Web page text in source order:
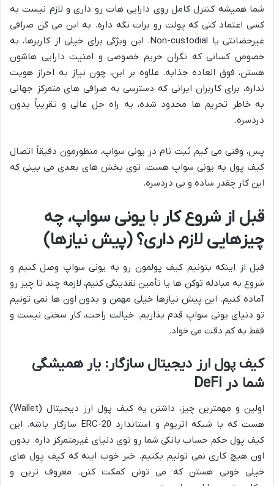
شما همیشه کنترل کامل روی دارایی هات رو داری و لازم نیست به
کسی اعتماد کنی که پولت رو برات نگه داره. به این می گن صرافی
غیرحضانتی یا Non-custodial. این ویژگی برای خیلی از کاربرها، به
خصوص کسانی که نگران حریم خصوصی و امنیت دارایی هاشون
هستن، فوق العاده جذابه. علاوه بر این، چون نیاز به احراز هویت
نداره، برای کاربران ایرانی که دسترسی به صرافی های متمرکز جهانی
به خاطر تحریم ها محدود شده، یه راه حل عالی و تقریباً بدون
دردسره.
پس، وقتی می گیم ثبت نام در یونی سواپ، منظورمون دقیقاً اتصال
کیف پول به یونی سواپ هست. توی بخش های بعدی می بینی که
این کار چقدر ساده و بی دردسره.
قبل از شروع کار با یونی سواپ، چه
چیزهایی لازم داری؟ (پیش نیازها)
قبل از اینکه بتونیم کیف پولمون رو به یونی سواپ وصل کنیم و
شروع به مبادله توکن ها یا تأمین نقدینگی کنیم، لازمه چند تا چیز رو
آماده کنیم. این پیش نیازها خیلی مهمن و بدون اون ها نمی تونیم
تو دنیای یونی سواپ قدم بذاریم. خیالت راحت، کار سختی نیست و
فقط یه کم دقت می خواد.
کیف پول ارز دیجیتال سازگار: یار همیشگی
شما در DeFi
اولین و مهمترین چیز، داشتن یه کیف پول ارز دیجیتال (Wallet)
هست که با شبکه اتریوم و استاندارد ERC-20 سازگار باشه. این
کیف پول حکم حساب بانکی شما رو توی دنیای غیرمتمرکز داره. بدون
اون هیچ کاری نمی تونیم بکنیم. خبر خوب اینه که کیف پول های
خیلی خوبی هستن که می تونن کمکت کنن. معروف ترین و